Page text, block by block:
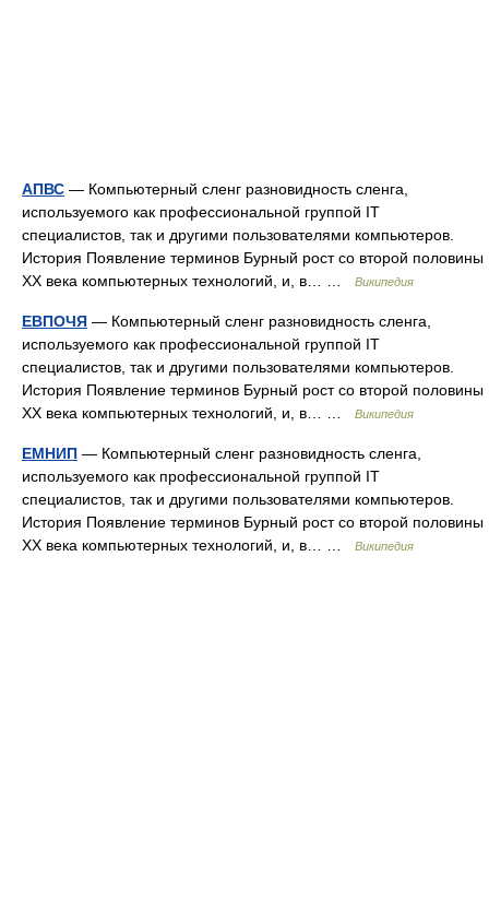
АПВС — Компьютерный сленг разновидность сленга,
используемого как профессиональной группой IT
специалистов, так и другими пользователями компьютеров.
История Появление терминов Бурный рост со второй половины
XX века компьютерных технологий, и, в… …
Википедия
ЕВПОЧЯ — Компьютерный сленг разновидность сленга,
используемого как профессиональной группой IT
специалистов, так и другими пользователями компьютеров.
История Появление терминов Бурный рост со второй половины
XX века компьютерных технологий, и, в… …
Википедия
ЕМНИП — Компьютерный сленг разновидность сленга,
используемого как профессиональной группой IT
специалистов, так и другими пользователями компьютеров.
История Появление терминов Бурный рост со второй половины
XX века компьютерных технологий, и, в… …
Википедия